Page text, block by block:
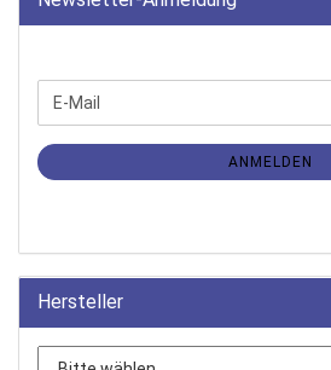
WEITER
ZUR
NEWSLETTER-
ANMELDUNG
E-
Mail
ANMELDEN
Hersteller